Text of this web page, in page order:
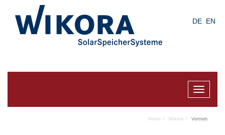
DE EN
Toggle
Home Wikora Vertrieb